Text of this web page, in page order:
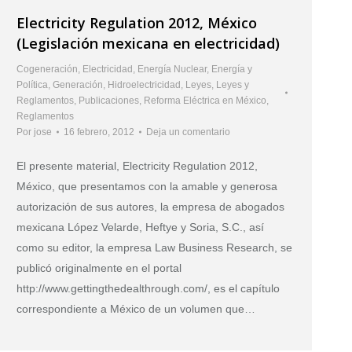
Electricity Regulation 2012, México
(Legislación mexicana en electricidad)
Cogeneración, Electricidad , Energía Nuclear, Energía y
Política, Generación, Hidroelectricidad , Leyes, Leyes y
Reglamentos, Publicaciones, Reforma Eléctrica en México,
Reglamentos
Por jose 16 febrero, 2012 Deja un comentario
El presente material, Electricity Regulation 2012,
México, que presentamos con la amable y generosa
autorización de sus autores, la empresa de abogados
mexicana López Velarde, Heftye y Soria, S.C., así
como su editor, la empresa Law Business Research, se
publicó originalmente en el portal
http://www.gettingthedealthrough.com/, es el capítulo
correspondiente a México de un volumen que…